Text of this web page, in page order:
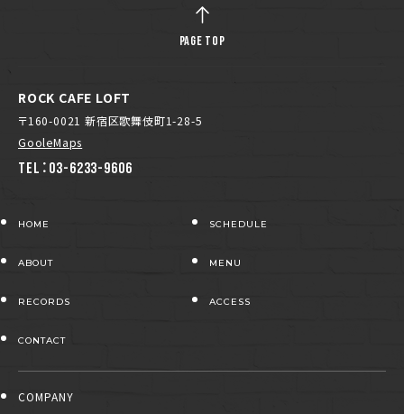
ROCK CAFE LOFT
〒160-0021 新宿区歌舞伎町1-28-5
GooleMaps
TEL：03-6233-9606
HOME SCHEDULE
ABOUT MENU
RECORDS ACCESS
CONTACT
COMPANY
PAGE TOP